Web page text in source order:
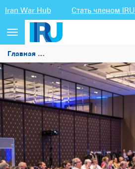
Iran War Hub Стать членом IRU
Переключить
навигацию
Главная